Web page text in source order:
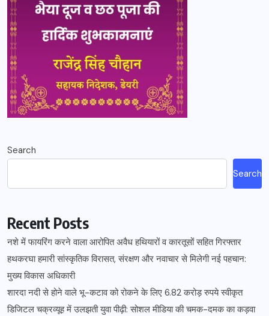
Search
Search
Recent Posts
नशे में फायरिंग करने वाला आरोपित अवैध हथियारों व कारतूसों सहित गिरफ्तार
हथकरघा हमारी सांस्कृतिक विरासत, संरक्षण और नवाचार से मिलेगी नई पहचान:
मुख्य विकास अधिकारी
शारदा नदी से होने वाले भू-कटाव को रोकने के लिए 6.82 करोड़ रुपये स्वीकृत
डिजिटल चक्रव्यूह में उलझती युवा पीढ़ी: सोशल मीडिया की चमक-दमक का कड़वा